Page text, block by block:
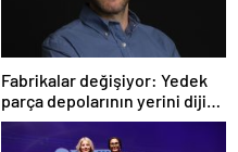
Fabrikalar değişiyor: Yedek
parça depolarının yerini dijital
üretim arşivleri alacak